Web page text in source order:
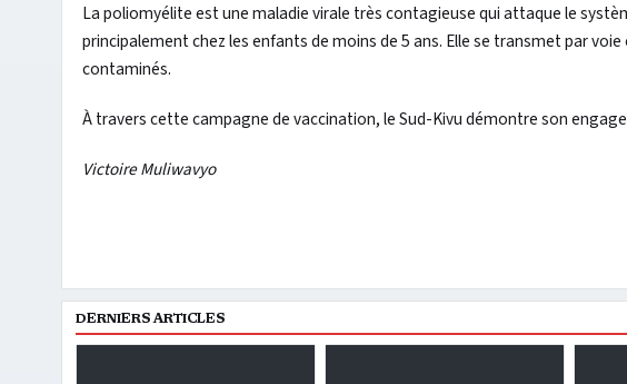
La poliomyélite est une maladie virale très contagieuse qui attaque le
principalement chez les enfants de moins de 5 ans. Elle se transmet par
contaminés.
À travers cette campagne de vaccination, le Sud-Kivu démontre son
Victoire Muliwavyo
DERNIERS ARTICLES